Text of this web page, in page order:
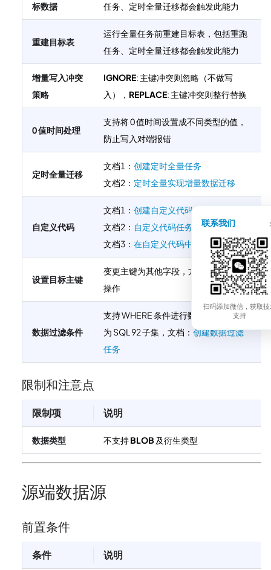
标数据 任务、定时全量迁移都会触发此能力
重建目标表
运行全量任务前重建目标表，包括重跑
任务、定时全量迁移都会触发此能力
增量写入冲突
策略
IGNORE: 主键冲突则忽略（不做写
入）， REPLACE: 主键冲突则整行替换
0 值时间处理
支持将 0 值时间设置成不同类型的值，
防止写入对端报错
定时全量迁移
文档1： 创建定时全量任务
文档2： 定时全量实现增量数据迁移
自定义代码
文档1： 创建自定义代码任务
文档2： 自定义代码任务 debug
文档3： 在自定义代码中打日志
设置目标主键
变更主键为其他字段，方便数据聚合等
操作
数据过滤条件
支持 WHERE 条件进行数据过滤，内容
为 SQL 92 子集，文档： 创建数据过滤
任务
限制和注意点
限制项 说明
数据类型 不支持BLOB 及衍生类型
源端数据源
前置条件
条件 说明
联系我们
扫码添加微信，获取技
支持